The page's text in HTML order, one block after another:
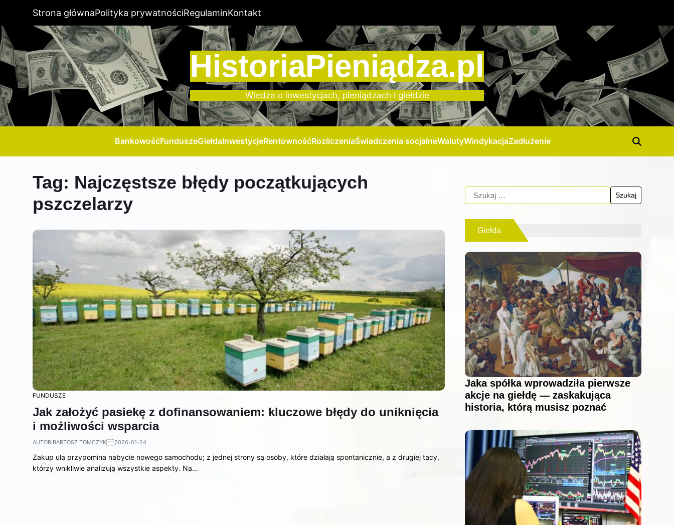
Strona głównaPolityka prywatnościRegulaminKontakt
HistoriaPieniądza.pl
Wiedza o inwestycjach, pieniądzach i giełdzie
BankowośćFunduszeGiełdaInwestycjeRentownośćRozliczeniaŚwiadczenia socjalneWalutyWindykacjaZadłużenie
Tag: Najczęstsze błędy początkujących
pszczelarzy
FUNDUSZE
Jak założyć pasiekę z dofinansowaniem: kluczowe błędy do uniknięcia
i możliwości wsparcia
AUTOR:BARTOSZ TOMCZYK 2026-01-24
Zakup ula przypomina nabycie nowego samochodu; z jednej strony są osoby, które działają spontanicznie, a z drugiej tacy,
którzy wnikliwie analizują wszystkie aspekty. Na…
Giełda
Jaka spółka wprowadziła pierwsze
akcje na giełdę — zaskakująca
historia, którą musisz poznać